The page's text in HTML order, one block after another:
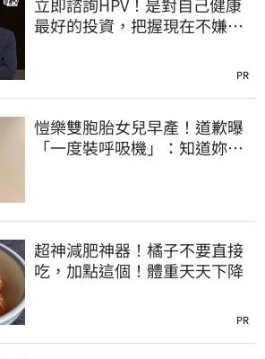
最好的投資，把握現在不嫌
PR
愷樂雙胞胎女兒早產！道歉曝
「一度裝呼吸機」：知道妳們
超神減肥神器！橘子不要直接
吃，加點這個！體重天天下降
PR